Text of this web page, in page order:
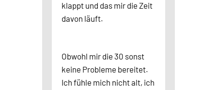
klappt und das mir die Zeit
davon läuft.
Obwohl mir die 30 sonst
keine Probleme bereitet.
Ich fühle mich nicht alt, ich